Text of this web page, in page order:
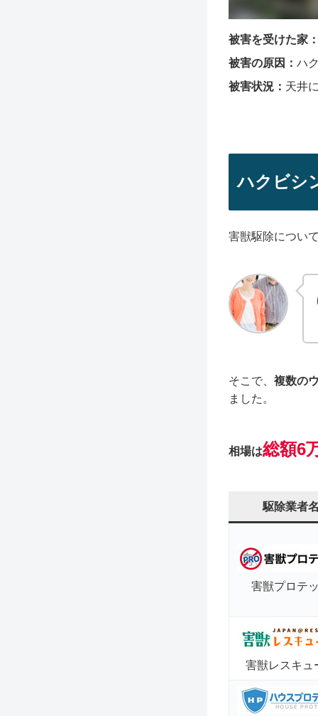
被害を受けた家
被害の原因 ： ハ
被害状況： 天井
ハクビシ
害獣駆除につい
そこで、 複数の
ました。
相場は総額6
駆除業者
害獣プロテ
害獣レスキュ